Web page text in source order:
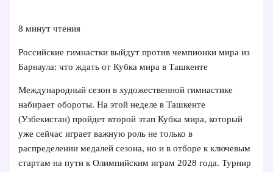
8 минут чтения
Российские гимнастки выйдут против чемпионки мира из
Барнаула: что ждать от Кубка мира в Ташкенте
Международный сезон в художественной гимнастике
набирает обороты. На этой неделе в Ташкенте
(Узбекистан) пройдет второй этап Кубка мира, который
уже сейчас играет важную роль не только в
распределении медалей сезона, но и в отборе к ключевым
стартам на пути к Олимпийским играм 2028 года. Турнир